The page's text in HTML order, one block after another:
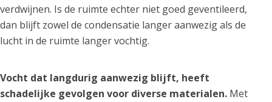
verdwijnen. Is de ruimte echter niet goed geventileerd,
dan blijft zowel de condensatie langer aanwezig als de
lucht in de ruimte langer vochtig.
Vocht dat langdurig aanwezig blijft, heeft
schadelijke gevolgen voor diverse materialen. Met